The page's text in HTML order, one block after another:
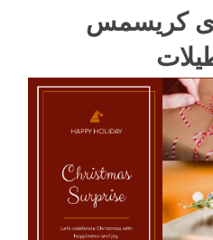
کریسمس